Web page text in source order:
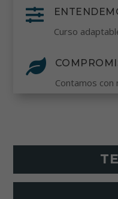

Curso

Contamos